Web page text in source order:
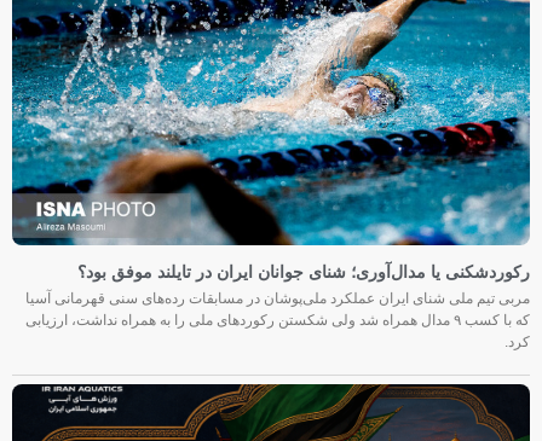
رکوردشکنی یا مدال‌آوری؛ شنای جوانان ایران در تایلند موفق بود؟
مربی تیم ملی شنای ایران عملکرد ملی‌پوشان در مسابقات رده‌های سنی قهرمانی آسیا
که با کسب ۹ مدال همراه شد ولی شکستن رکوردهای ملی را به همراه نداشت، ارزیابی
کرد.